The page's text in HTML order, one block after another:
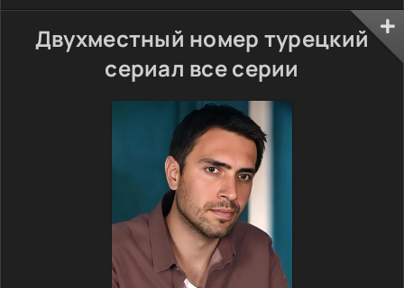
Двухместный номер турецкий
сериал все серии